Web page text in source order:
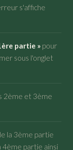
s'affiche
partie » pour
sous l'onglet
2ème et 3ème
la 3ème partie
partie ainsi